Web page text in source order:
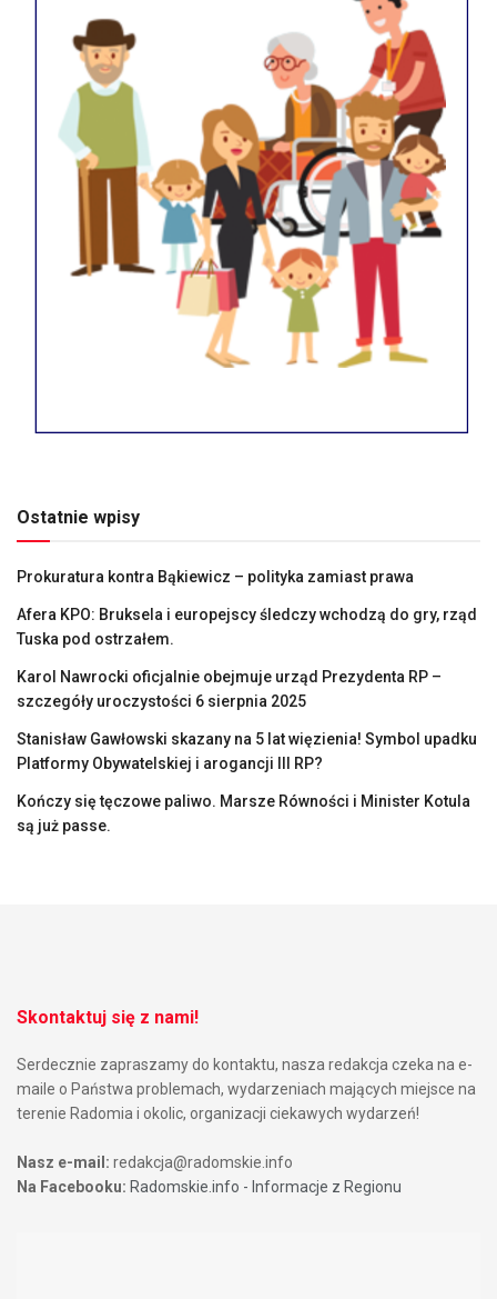
Ostatnie wpisy
Prokuratura kontra Bąkiewicz – polityka zamiast prawa
Afera KPO: Bruksela i europejscy śledczy wchodzą do gry, rząd
Tuska pod ostrzałem.
Karol Nawrocki oficjalnie obejmuje urząd Prezydenta RP –
szczegóły uroczystości 6 sierpnia 2025
Stanisław Gawłowski skazany na 5 lat więzienia! Symbol upadku
Platformy Obywatelskiej i arogancji III RP?
Kończy się tęczowe paliwo. Marsze Równości i Minister Kotula
są już passe.
Skontaktuj się z nami!
Serdecznie zapraszamy do kontaktu, nasza redakcja czeka na e-
maile o Państwa problemach, wydarzeniach mających miejsce na
terenie Radomia i okolic, organizacji ciekawych wydarzeń!
Nasz e-mail: redakcja@radomskie.info
Na Facebooku: Radomskie.info - Informacje z Regionu